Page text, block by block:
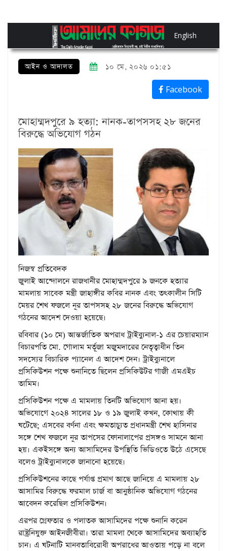
English
আইন ও আদালত ১০ মে, ২০২৬ ০১:৫১
Facebook
মোহাম্মদপুরে ৯ হত্যা: নানক-তাপসসহ ২৮ জনের
বিরুদ্ধে অভিযোগ গঠন
নিজস্ব প্রতিবেদক
জুলাই আন্দোলনে রাজধানীর মোহাম্মদপুরে ৯ জনকে হত্যার
মামলায় সাবেক মন্ত্রী জাহাঙ্গীর কবির নানক এবং তৎকালীন সিটি
মেয়র শেখ ফজলে নূর তাপসসহ ২৮ জনের বিরুদ্ধে অভিযোগ
গঠনের আদেশ দেওয়া হয়েছে।
রবিবার (১০ মে) আন্তর্জাতিক অপরাধ ট্রাইব্যুনাল-১ এর চেয়ারম্যান
বিচারপতি মো. গোলাম মর্তূজা মজুমদারের নেতৃত্বাধীন তিন
সদস্যের বিচারিক প্যানেল এ আদেশ দেন। ট্রাইব্যুনালে
প্রসিকিউশন পক্ষে শুনানিতে ছিলেন প্রসিকিউটর গাজী এমএইচ
তামিম।
প্রসিকিউশন পক্ষে এ মামলায় তিনটি অভিযোগ আনা হয়।
অভিযোগে ২০২৪ সালের ১৮ ও ১৯ জুলাই কখন, কোথায় কী
ঘটেছে; এসবের বর্ণনা এবং ক্ষমতাচ্যুত প্রধানমন্ত্রী শেখ হাসিনার
সঙ্গে শেখ ফজলে নূর তাপসের ফোনালাপের প্রসঙ্গও সামনে আনা
হয়। একইসঙ্গে অন্য আসামিদের উপস্থিতি ভিডিওতে উঠে এসেছে
বলেও ট্রাইব্যুনালকে জানানো হয়েছে।
প্রসিকিউশনের কাছে পর্যাপ্ত প্রমাণ আছে জানিয়ে এ মামলায় ২৮
আসামির বিরুদ্ধে ফরমাল চার্জ বা আনুষ্ঠানিক অভিযোগ গঠনের
আবেদন করেছিল প্রসিকিউশন।
এরপর গ্রেফতার ও পলাতক আসামিদের পক্ষে শুনানি করেন
রাষ্ট্রনিযুক্ত আইনজীবীরা। তারা মামলা থেকে আসামিদের অব্যাহতি
চান। এ ঘটনাটি মানবতাবিরোধী অপরাধের আওতায় পড়ে না বলে